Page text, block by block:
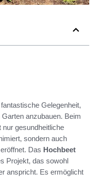
Gelegenheit,
anzubauen. Beim
nur gesundheitliche
sondern auch
Das Hochbeet
Projekt, das sowohl
anspricht. Es ermöglicht